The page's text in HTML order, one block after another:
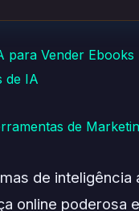
para Vender Ebooks
de IA
de
de inteligência
online poderosa